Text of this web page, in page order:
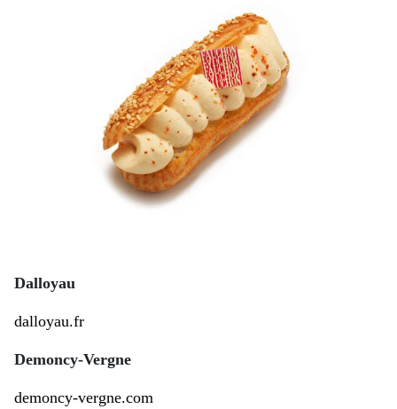
Dalloyau
dalloyau.fr
Demoncy-Vergne
demoncy-vergne.com